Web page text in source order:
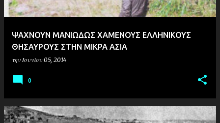
ΨΑΧΝΟΥΝ ΜΑΝΙΩΔΩΣ ΧΑΜΕΝΟΥΣ ΕΛΛΗΝΙΚΟΥΣ
ΘΗΣΑΥΡΟΥΣ ΣΤΗΝ ΜΙΚΡΑ ΑΣΙΑ
την Ιουνίου 05, 2014
0